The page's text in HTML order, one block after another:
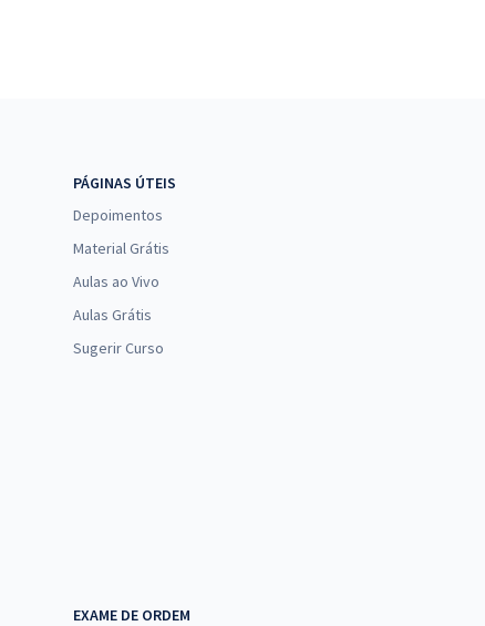
PÁGINAS ÚTEIS
Depoimentos
Material Grátis
Aulas ao Vivo
Aulas Grátis
Sugerir Curso
EXAME DE ORDEM